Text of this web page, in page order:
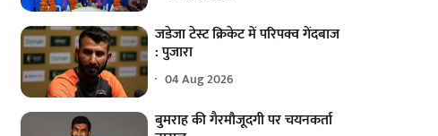
जडेजा टेस्ट क्रिकेट में परिपक्व गेंदबाज
: पुजारा
04 Aug 2026
बुमराह की गैरमौजूदगी पर चयनकर्ता